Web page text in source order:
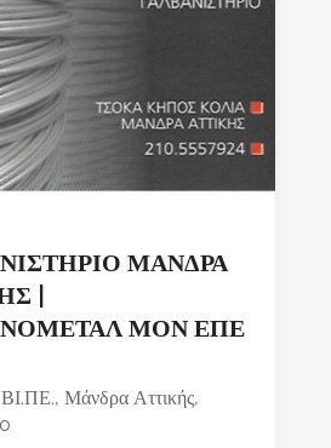
ΜΑΝΔΡΑ
|
ΜΟΝ ΕΠΕ
Μάνδρα Αττικής,